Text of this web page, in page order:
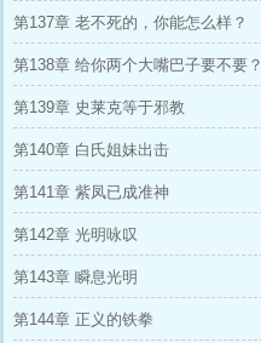
第137章 老不死的，你能怎么样？
第138章 给你两个大嘴巴子要不要？
第139章 史莱克等于邪教
第140章 白氏姐妹出击
第141章 紫凤已成准神
第142章 光明咏叹
第143章 瞬息光明
第144章 正义的铁拳